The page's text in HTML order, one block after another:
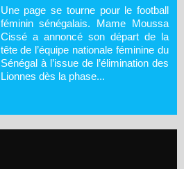
Une page se tourne pour le football
féminin sénégalais. Mame Moussa
Cissé a annoncé son départ de la
tête de l’équipe nationale féminine du
Sénégal à l’issue de l’élimination des
Lionnes dès la phase...